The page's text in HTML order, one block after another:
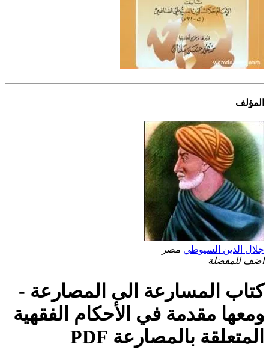
المؤلف
جلال الدين السيوطي مصر
اضف للمفضلة
كتاب المسارعة الى المصارعة -
ومعها مقدمة في الأحكام الفقهية
المتعلقة بالمصارعة PDF